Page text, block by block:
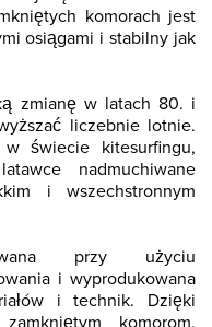
komorach jest
osiągami i stabilny jak
zmianę w latach 80. i
liczebnie lotnie.
świecie kitesurfingu,
nadmuchiwane
i wszechstronnym
przy użyciu
i wyprodukowana
i technik. Dzięki